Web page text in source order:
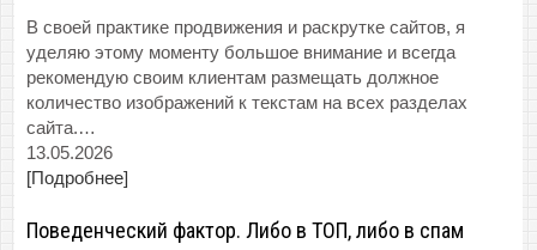
В своей практике продвижения и раскрутке сайтов, я
уделяю этому моменту большое внимание и всегда
рекомендую своим клиентам размещать должное
количество изображений к текстам на всех разделах
сайта.…
13.05.2026
[Подробнее]
Поведенческий фактор. Либо в ТОП, либо в спам